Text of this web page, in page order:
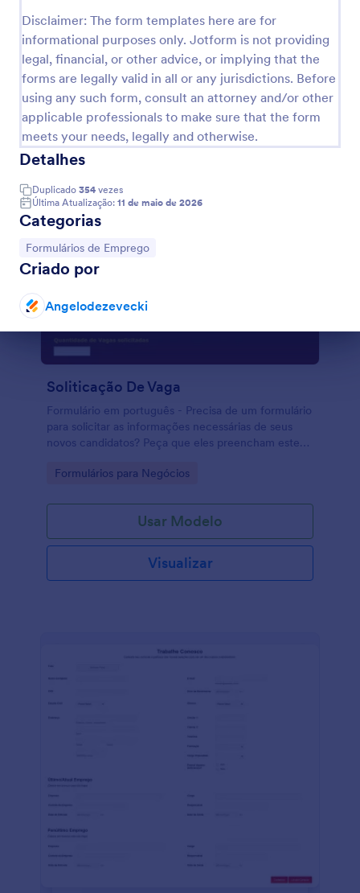
Disclaimer: The form templates here are for
informational purposes only. Jotform is not providing
legal, financial, or other advice, or implying that the
forms are legally valid in all or any jurisdictions. Before
using any such form, consult an attorney and/or other
applicable professionals to make sure that the form
meets your needs, legally and otherwise.
Detalhes
Duplicado 354 vezes
Última Atualização: 11 de maio de 2026
Categorias
Ir para Categoria:
Formulários de Emprego
Criado por
Angelodezevecki
Visualizar
Soliticação De Vaga
Formulário em português - Precisa de um formulário
para solicitar as informações necessárias de seus
novos candidatos? Peça que eles preencham este
candidatos a uma vaga de emprego? Poderá usar
formação e experiência necessárias do candidato.
Go to Category:
Formulários para Negócios
Usar Modelo
Visualizar